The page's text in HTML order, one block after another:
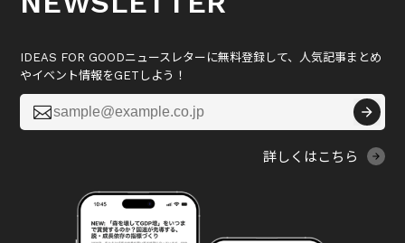
IDEAS FOR GOODニュースレターに無料登録して、人気記事まとめ
やイベント情報をGETしよう！

詳しくはこちら